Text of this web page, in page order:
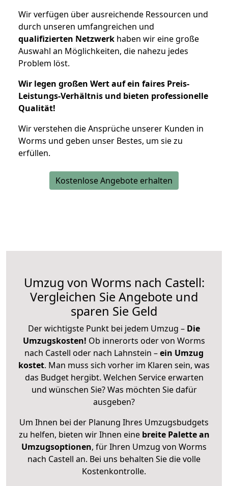
Wir verfügen über ausreichende Ressourcen und
durch unseren umfangreichen und
qualifizierten Netzwerk haben wir eine große
Auswahl an Möglichkeiten, die nahezu jedes
Problem löst.
Wir legen großen Wert auf ein faires Preis-
Leistungs-Verhältnis und bieten professionelle
Qualität!
Wir verstehen die Ansprüche unserer Kunden in
Worms und geben unser Bestes, um sie zu
erfüllen.
Kostenlose Angebote erhalten
Umzug von Worms nach Castell:
Vergleichen Sie Angebote und
sparen Sie Geld
Der wichtigste Punkt bei jedem Umzug – Die
Umzugskosten! Ob innerorts oder von Worms
nach Castell oder nach Lahnstein –ein Umzug
kostet. Man muss sich vorher im Klaren sein, was
das Budget hergibt. Welchen Service erwarten
und wünschen Sie? Was möchten Sie dafür
ausgeben?
Um Ihnen bei der Planung Ihres Umzugsbudgets
zu helfen, bieten wir Ihnen eine breite Palette an
Umzugsoptionen, für Ihren Umzug von Worms
nach Castell an. Bei uns behalten Sie die volle
Kostenkontrolle.